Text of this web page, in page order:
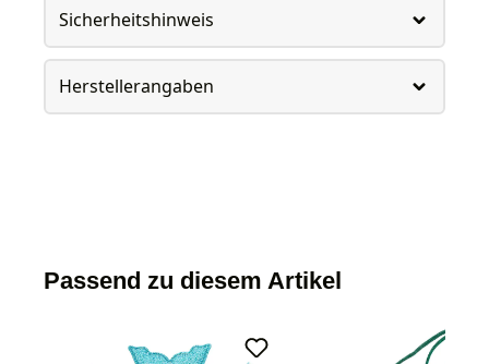
Sicherheitshinweis
Herstellerangaben
Passend zu diesem Artikel